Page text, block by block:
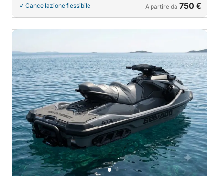
Cancellazione flessibile A partire da 750 €